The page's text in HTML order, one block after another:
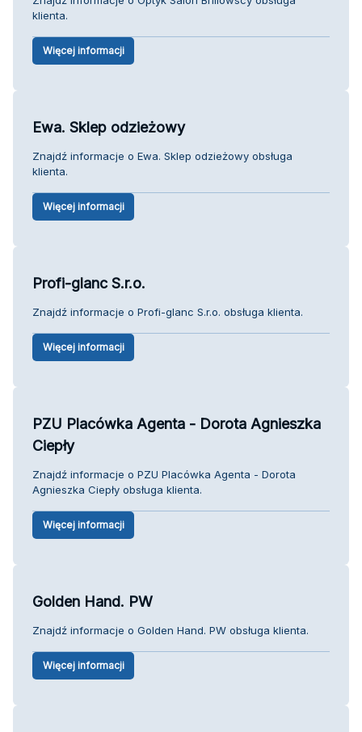
klienta.
Więcej informacji
Ewa. Sklep odzieżowy
Znajdź informacje o Ewa. Sklep odzieżowy obsługa
klienta.
Więcej informacji
Profi-glanc S.r.o.
Znajdź informacje o Profi-glanc S.r.o. obsługa klienta.
Więcej informacji
PZU Placówka Agenta - Dorota Agnieszka
Ciepły
Znajdź informacje o PZU Placówka Agenta - Dorota
Agnieszka Ciepły obsługa klienta.
Więcej informacji
Golden Hand. PW
Znajdź informacje o Golden Hand. PW obsługa klienta.
Więcej informacji